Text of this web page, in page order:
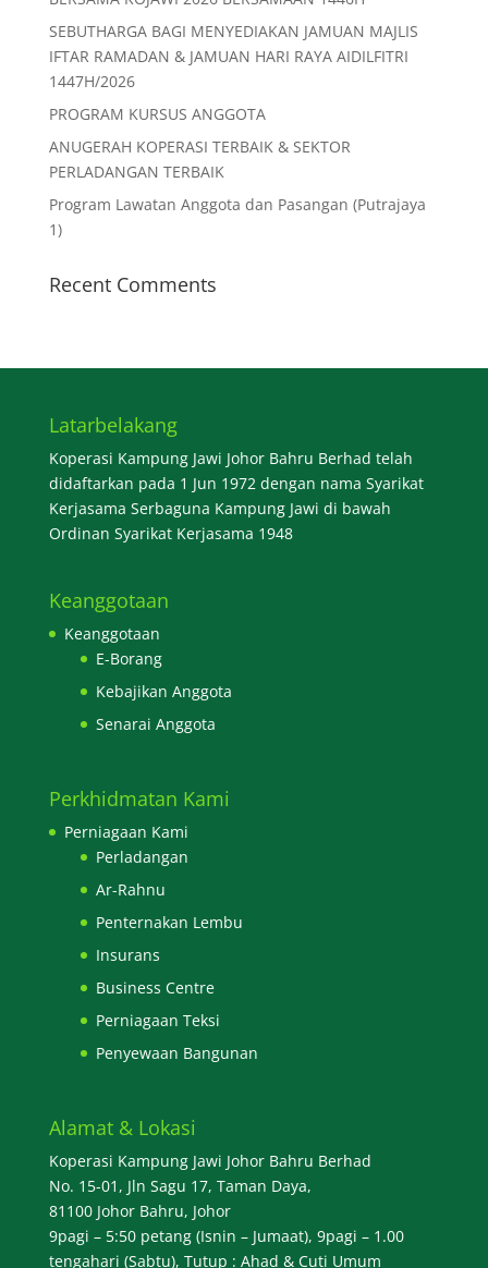
SEBUTHARGA BAGI MENYEDIAKAN JAMUAN MAJLIS
IFTAR RAMADAN & JAMUAN HARI RAYA AIDILFITRI
1447H/2026
PROGRAM KURSUS ANGGOTA
ANUGERAH KOPERASI TERBAIK & SEKTOR
PERLADANGAN TERBAIK
Program Lawatan Anggota dan Pasangan (Putrajaya
1)
Recent Comments
Latarbelakang
Koperasi Kampung Jawi Johor Bahru Berhad telah
didaftarkan pada 1 Jun 1972 dengan nama Syarikat
Kerjasama Serbaguna Kampung Jawi di bawah
Ordinan Syarikat Kerjasama 1948
Keanggotaan
Keanggotaan
E-Borang
Kebajikan Anggota
Senarai Anggota
Perkhidmatan Kami
Perniagaan Kami
Perladangan
Ar-Rahnu
Penternakan Lembu
Insurans
Business Centre
Perniagaan Teksi
Penyewaan Bangunan
Alamat & Lokasi
Koperasi Kampung Jawi Johor Bahru Berhad
No. 15-01, Jln Sagu 17, Taman Daya,
81100 Johor Bahru, Johor
9pagi – 5:50 petang (Isnin – Jumaat), 9pagi – 1.00
tengahari (Sabtu), Tutup : Ahad & Cuti Umum